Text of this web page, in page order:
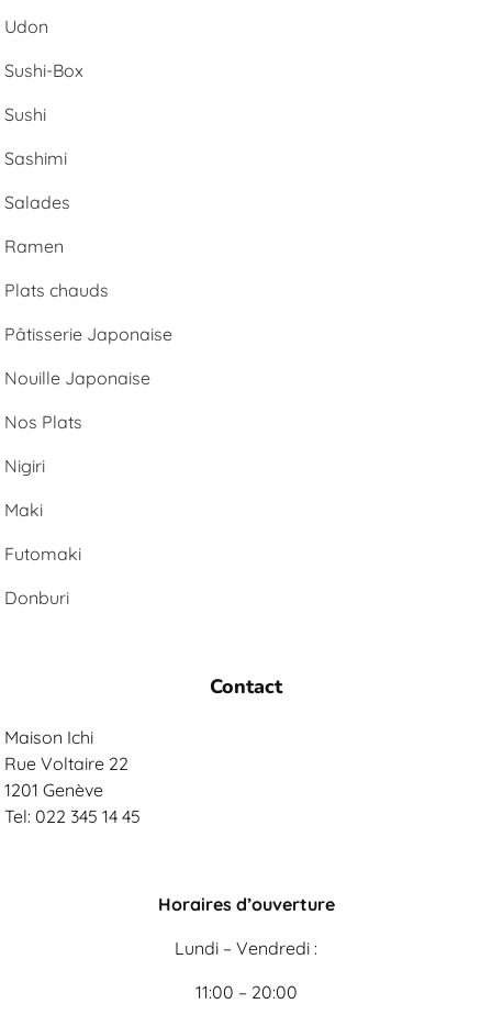
Udon
Sushi-Box
Sushi
Sashimi
Salades
Ramen
Plats chauds
Pâtisserie Japonaise
Nouille Japonaise
Nos Plats
Nigiri
Maki
Futomaki
Donburi
Contact
Maison Ichi
Rue Voltaire 22
1201 Genève
Tel: 022 345 14 45
Horaires d’ouverture
Lundi – Vendredi :
11:00 – 20:00